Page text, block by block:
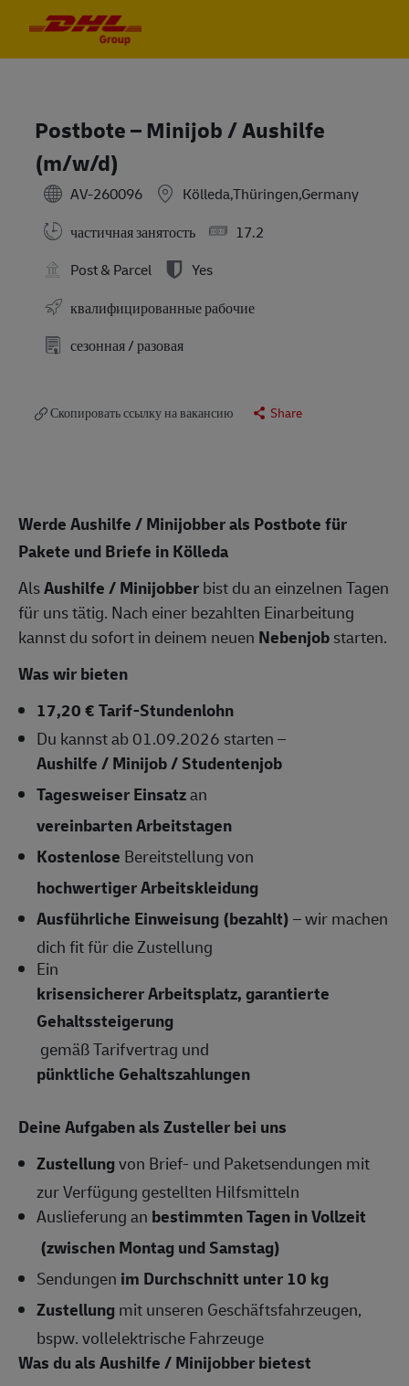
Postbote – Minijob / Aushilfe
(m/w/d)
AV-260096
Kölleda,Thüringen,Germany
частичная занятость
17.2
Post & Parcel
Yes
квалифицированные рабочие
сезонная / разовая
Скопировать ссылку на вакансию Share
Werde Aushilfe / Minijobber als Postbote für
Pakete und Briefe in Kölleda
AlsAushilfe / Minijobberbist du an einzelnen Tagen
für uns tätig. Nach einer bezahlten Einarbeitung
kannst du sofort in deinem neuen Nebenjobstarten.
Was wir bieten
17,20 € Tarif-Stundenlohn
Du kannst ab 01.09.2026 starten –
Aushilfe / Minijob / Studentenjob
Tagesweiser Einsatzan
vereinbarten Arbeitstagen
Kostenlose Bereitstellung von
hochwertiger Arbeitskleidung
Ausführliche Einweisung (bezahlt)– wir machen
dich fit für die Zustellung
Ein
krisensicherer Arbeitsplatz, garantierte
Gehaltssteigerung
gemäß Tarifvertrag und
pünktliche Gehaltszahlungen
Deine Aufgaben als Zusteller bei uns
Zustellungvon Brief- und Paketsendungen mit
zur Verfügung gestellten Hilfsmitteln
Auslieferung an bestimmten Tagen in Vollzeit
(zwischen Montag und Samstag)
Sendungen im Durchschnitt unter 10 kg
Zustellungmit unseren Geschäftsfahrzeugen,
bspw. vollelektrische Fahrzeuge
Was du als Aushilfe / Minijobber bietest